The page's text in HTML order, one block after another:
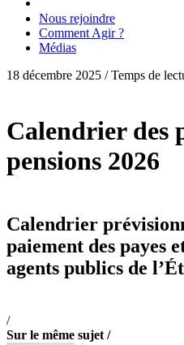
Nous rejoindre
Comment Agir ?
Médias
18 décembre 2025 / Temps de
Calendrier des
pensions 2026
Calendrier
paiement des payes
agents publics de
/
Sur le même sujet /